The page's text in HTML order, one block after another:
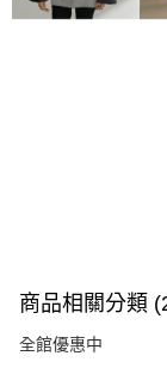
商品相關分類
全館優惠中